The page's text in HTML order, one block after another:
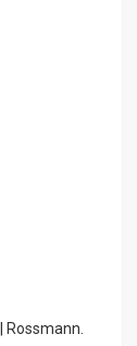
Rossmann.